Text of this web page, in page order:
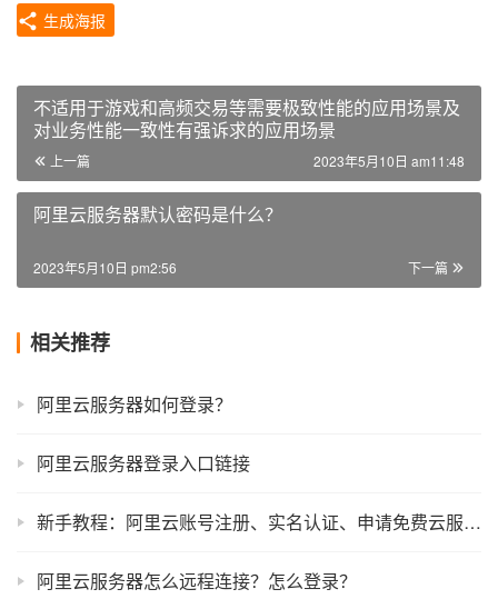
生成海报
不适用于游戏和高频交易等需要极致性能的应用场景及
对业务性能一致性有强诉求的应用场景
上一篇 2023年5月10日 am11:48
阿里云服务器默认密码是什么？
下一篇
2023年5月10日 pm2:56
相关推荐
阿里云服务器如何登录？
阿里云服务器登录入口链接
新手教程：阿里云账号注册、实名认证、申请免费云服务器全流程
阿里云服务器怎么远程连接？怎么登录？